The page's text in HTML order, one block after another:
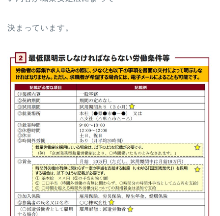
決まっています。